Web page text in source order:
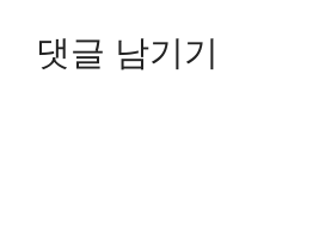
댓글 남기기